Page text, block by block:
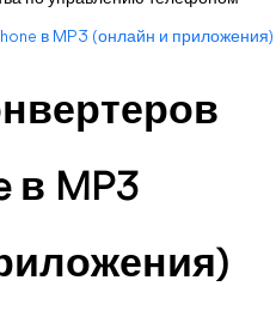
в MP3 (онлайн и приложения)
в MP3